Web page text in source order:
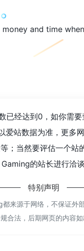
and time
经达到0，如你需
爱站数据为准，更
；当然要评估一个
的站长进行洽
特别声明
来源于网络，不保证
法，后期网页的内容